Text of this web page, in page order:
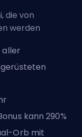
die von
werden
aller
kann 290%
Orb mit